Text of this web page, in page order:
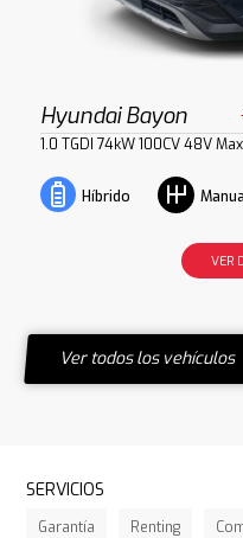
Hyundai Bayon
1.0 TGDI 74kW 100CV 48V
Híbrido
VER
Ver todos los vehículos
SERVICIOS
Garantía Renting